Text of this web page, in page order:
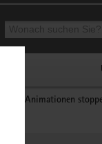
Animationen